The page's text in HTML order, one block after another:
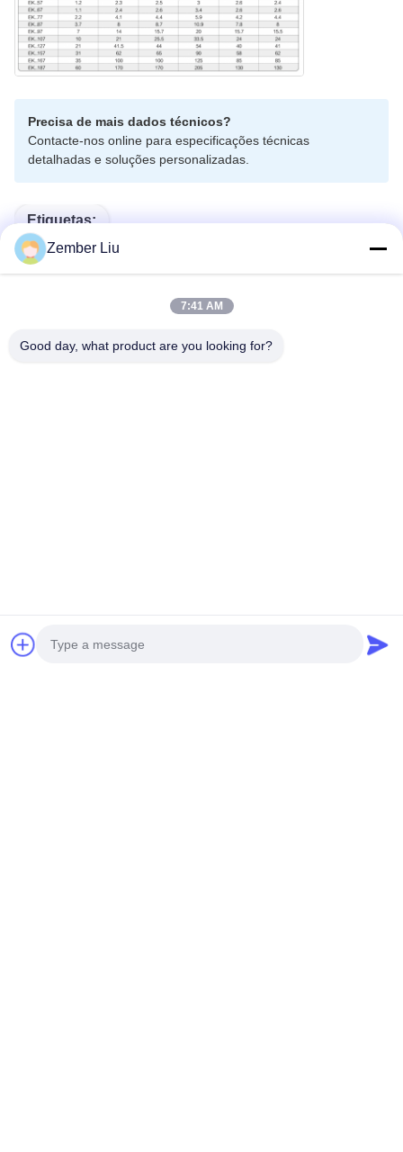
Precisa de mais dados técnicos?
Contacte-nos online para especificações técnicas
detalhadas e soluções personalizadas.
Etiquetas:
Motorredutor Cônico Helicoidal Com Faixa De
Zember Liu
7:41 AM
Good day, what product are you looking for?